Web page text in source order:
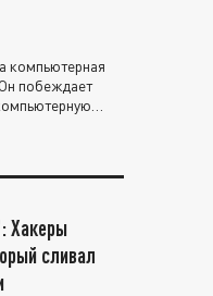
компьютерная
побеждает
Хакеры
сливал